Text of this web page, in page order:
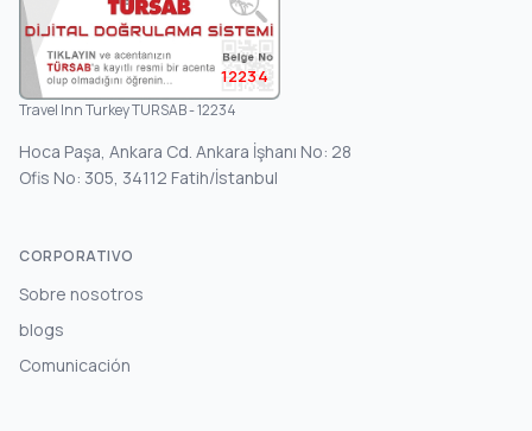
12234
Travel Inn Turkey TURSAB - 12234
Hoca Paşa, Ankara Cd. Ankara İşhanı No: 28
Ofis No: 305, 34112 Fatih/İstanbul
CORPORATIVO
Sobre nosotros
blogs
Comunicación